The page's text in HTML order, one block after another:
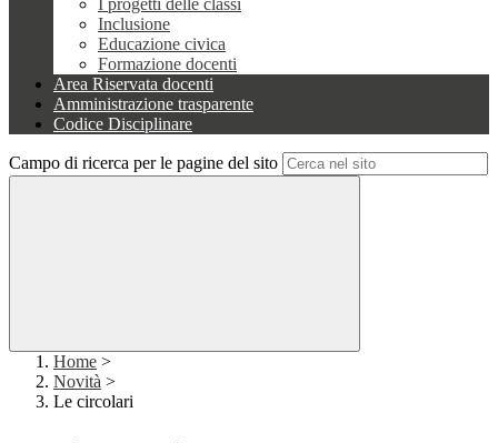
I progetti delle classi
Inclusione
Educazione civica
Formazione docenti
Area Riservata docenti
Amministrazione trasparente
Codice Disciplinare
Campo di ricerca per le pagine del sito
Home >
Novità >
Le circolari